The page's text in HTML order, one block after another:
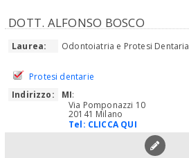
DOTT. ALFONSO BOSCO
Laurea: Odontoiatria e Protesi Dentaria
Protesi dentarie
Indirizzo:
MI:
Via Pomponazzi 10
20141 Milano
Tel: CLICCA QUI